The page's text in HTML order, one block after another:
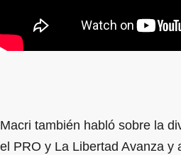
Macri también habló sobre la
el PRO y La Libertad Avanza y